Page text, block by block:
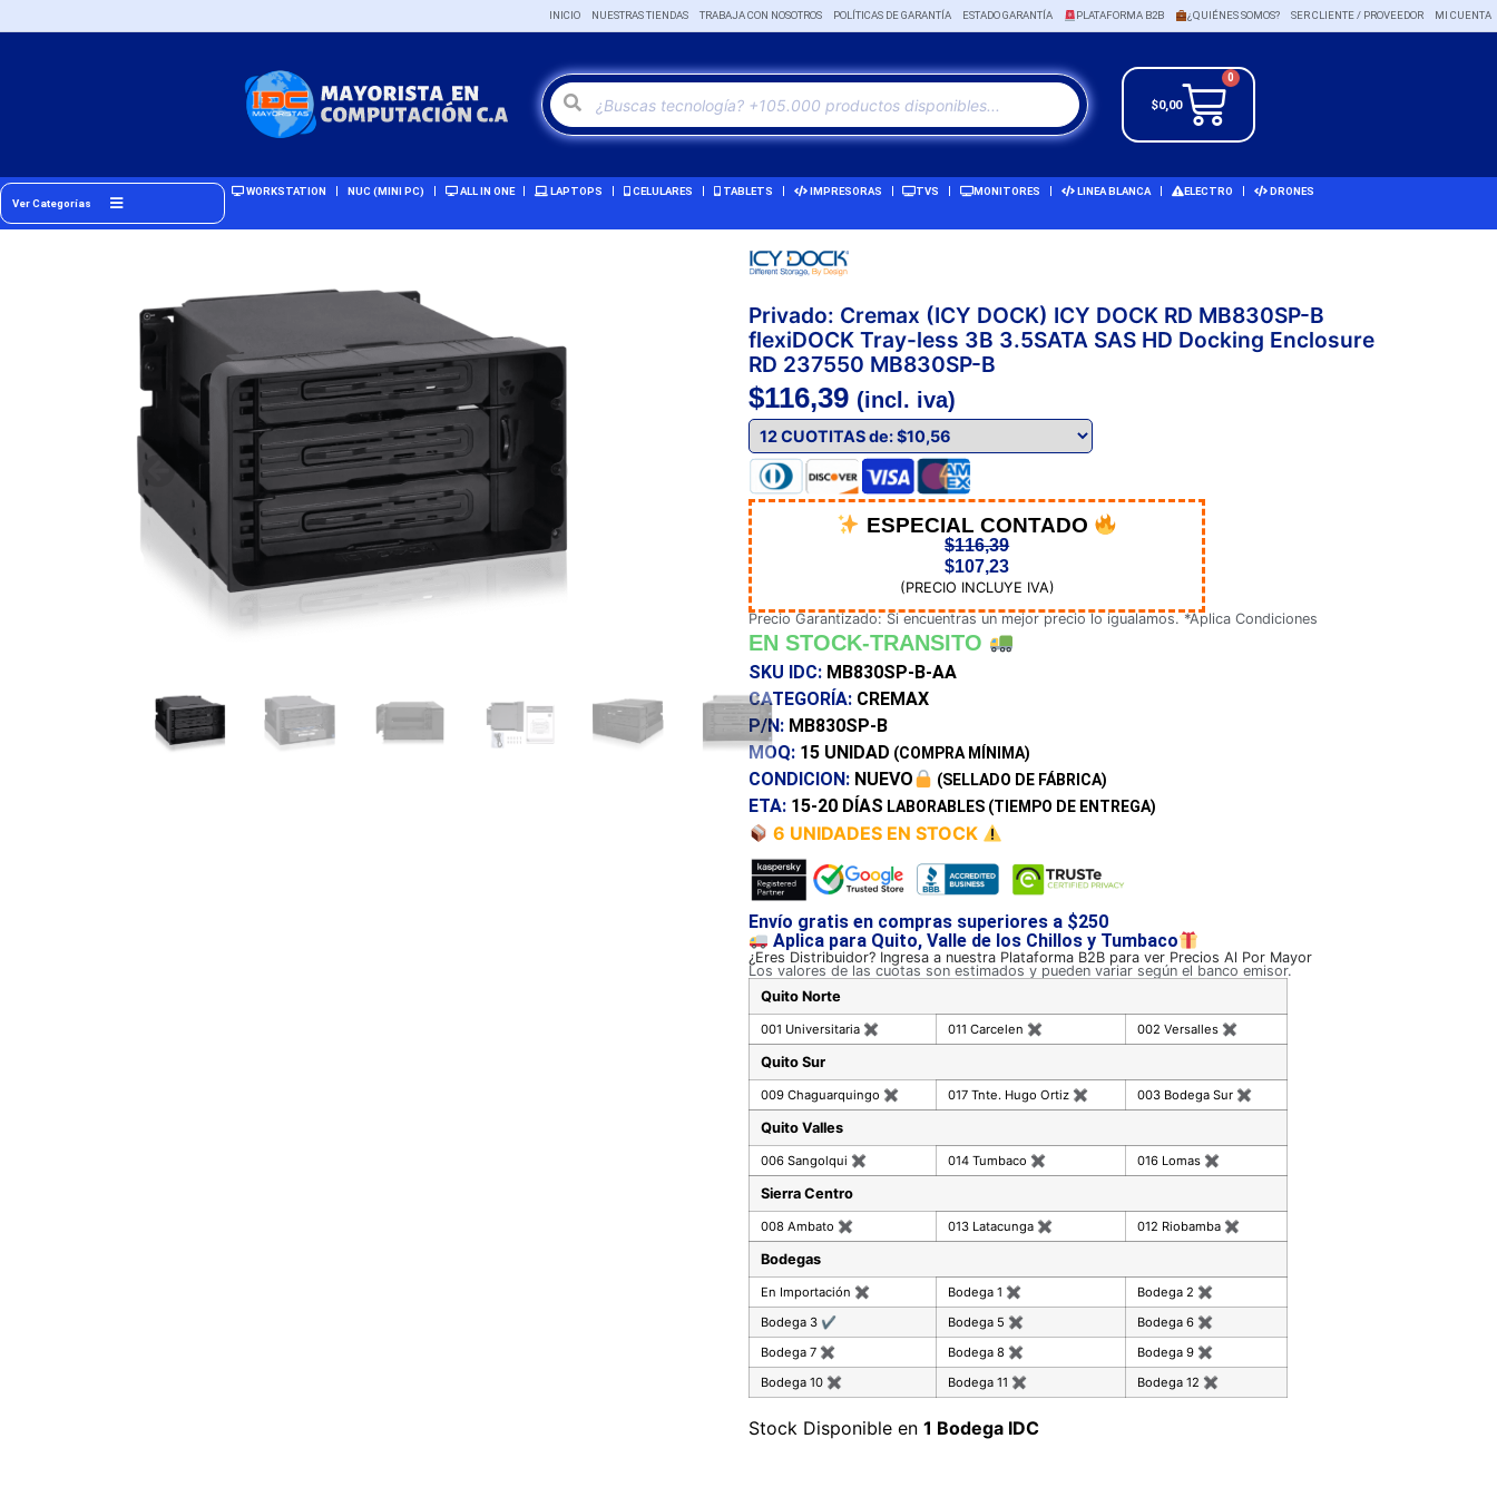
INICIO NUESTRAS TIENDAS TRABAJA CON NOSOTROS POLÍTICAS DE GARANTÍA ESTADO GARANTÍA PLATAFORMA B2B ¿QUIÉNES SOMOS? SER CLIENTE / PROVEEDOR MI CUENTA
$0,00
0
Ver Categorías
WORKSTATION NUC (MINI PC) ALL IN ONE LAPTOPS CELULARES TABLETS IMPRESORAS TVS MONITORES LINEA BLANCA ELECTRO DRONES
Privado: Cremax (ICY DOCK) ICY DOCK RD MB830SP-B
flexiDOCK Tray-less 3B 3.5SATA SAS HD Docking Enclosure
RD 237550 MB830SP-B
$116,39 (incl. iva)
ESPECIAL CONTADO
$116,39
$107,23
(PRECIO INCLUYE IVA)
Precio Garantizado: Si encuentras un mejor precio lo igualamos. *Aplica Condiciones
EN STOCK-TRANSITO
SKU IDC: MB830SP-B-AA
CATEGORÍA: CREMAX
P/N: MB830SP-B
MOQ: 15 UNIDAD (COMPRA MÍNIMA)
CONDICION: NUEVO (SELLADO DE FÁBRICA)
ETA: 15-20 DÍAS LABORABLES (TIEMPO DE ENTREGA)
6 UNIDADES EN STOCK
Envío gratis en compras superiores a $250
Aplica para Quito, Valle de los Chillos y Tumbaco
¿Eres Distribuidor? Ingresa a nuestra Plataforma B2B para ver Precios Al Por Mayor
Los valores de las cuotas son estimados y pueden variar según el banco emisor.
Quito Norte
001 Universitaria ✖ 011 Carcelen ✖ 002 Versalles ✖
Quito Sur
009 Chaguarquingo ✖ 017 Tnte. Hugo Ortiz ✖ 003 Bodega Sur ✖
Quito Valles
006 Sangolqui ✖ 014 Tumbaco ✖ 016 Lomas ✖
Sierra Centro
008 Ambato ✖ 013 Latacunga ✖ 012 Riobamba ✖
Bodegas
En Importación ✖ Bodega 1 ✖ Bodega 2 ✖
Bodega 3 ✔ Bodega 5 ✖ Bodega 6 ✖
Bodega 7 ✖ Bodega 8 ✖ Bodega 9 ✖
Bodega 10 ✖ Bodega 11 ✖ Bodega 12 ✖
Stock Disponible en 1 Bodega IDC